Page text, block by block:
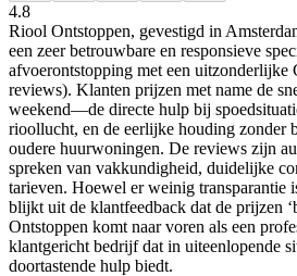
4.8
Riool Ontstoppen, gevestigd in
een zeer betrouwbare en responsieve
afvoerontstopping met een uitzonderlijke
reviews). Klanten prijzen met name de
weekend—de directe hulp bij
rioollucht, en de eerlijke houding zonder
oudere huurwoningen. De reviews zijn
spreken van vakkundigheid, duidelijke
tarieven. Hoewel er weinig transparantie
blijkt uit de klantfeedback dat de prijzen
Ontstoppen komt naar voren als een
klantgericht bedrijf dat in uiteenlopende
doortastende hulp biedt.